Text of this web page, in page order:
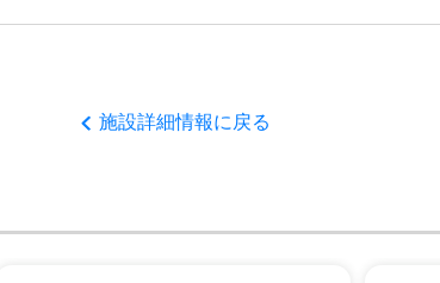
施設詳細情報に戻る